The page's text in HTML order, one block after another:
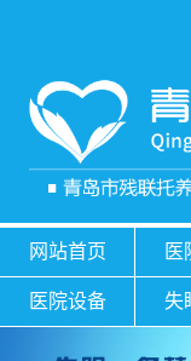
网站首页 医
医院设备 失